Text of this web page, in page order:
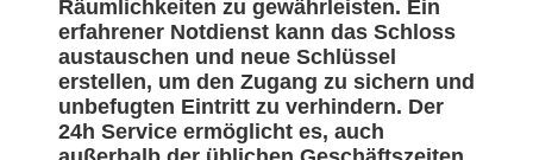
Räumlichkeiten zu gewährleisten. Ein
erfahrener Notdienst kann das Schloss
austauschen und neue Schlüssel
erstellen, um den Zugang zu sichern und
unbefugten Eintritt zu verhindern. Der
24h Service ermöglicht es, auch